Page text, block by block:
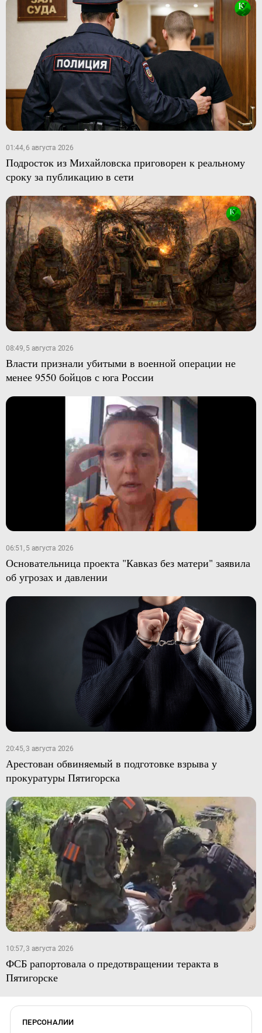
01:44, 6 августа 2026
Подросток из Михайловска приговорен к реальному
сроку за публикацию в сети
08:49, 5 августа 2026
Власти признали убитыми в военной операции не
менее 9550 бойцов с юга России
06:51, 5 августа 2026
Основательница проекта "Кавказ без матери" заявила
об угрозах и давлении
20:45, 3 августа 2026
Арестован обвиняемый в подготовке взрыва у
прокуратуры Пятигорска
10:57, 3 августа 2026
ФСБ рапортовала о предотвращении теракта в
Пятигорске
ПЕРСОНАЛИИ